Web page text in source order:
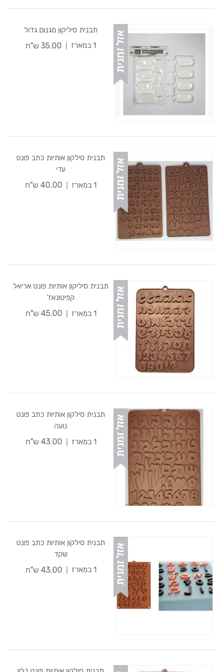
תבנית סיליקון מגנום גדול
1 במארז
35.00 ש"ח
תבנית סילקון אותיות כתב פונט
עדי
1 במארז
40.00 ש"ח
תבנית סיליקון אותיות פונט אריאל
קפיטונאז'
1 במארז
45.00 ש"ח
תבנית סילקון אותיות כתב פונט
נועה
1 במארז
43.00 ש"ח
תבנית סילקון אותיות כתב פונט
שקד
1 במארז
43.00 ש"ח